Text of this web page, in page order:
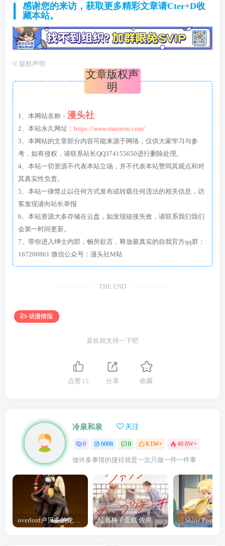
感谢您的来访，获取更多精彩文章请Cter+D收
藏本站。
© 版权声明
文章版权声
明
1、本网站名称： 漫头社
2、本站永久网址： https://www.mamtou.com/
3、本网站的文章部分内容可能来源于网络，仅供大家学习与参
考，如有侵权，请联系站长QQ374155650进行删除处理。
4、本站一切资源不代表本站立场，并不代表本站赞同其观点和对
其真实性负责。
5、本站一律禁止以任何方式发布或转载任何违法的相关信息，访
客发现请向站长举报
6、本站资源大多存储在云盘，如发现链接失效，请联系我们我们
会第一时间更新。
7、带你进入绅士内部，畅所欲言，释放最真实的自我官方qq群：
167200861 微信公众号：漫头社M站
THE END
动漫情报
喜欢就支持一下吧
点赞 15 分享 收藏
冷泉和泉 关注
0 6098 0 6.1W+ 49.6W+
做许多事情的捷径就是一次只做一件一件事
overlord卢贝多的龙王谁厉害 「Overlord」露普斯蕾琪娜·贝塔手办开订 经典杯子蛋糕 佐岸 漫画「经典杯子蛋糕」宣布真人日剧化